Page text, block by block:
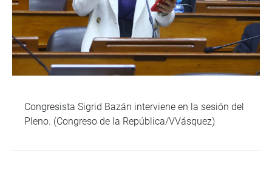
Congresista Sigrid Bazán interviene en la sesión del
Pleno. (Congreso de la República/VVásquez)